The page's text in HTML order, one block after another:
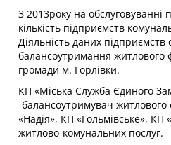
З 2013року на обслуговуванні
кількість підприємств
Діяльність даних підприємств
балансоутримання житлового
громади м. Горлівки.
КП «Міська Служба Єдиного
-балансоутримувач
«Надія», КП «Гольмівське», КП
житлово-комунальних послуг.